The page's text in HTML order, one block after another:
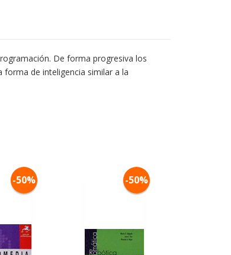
De forma progresiva los
de inteligencia similar a la
-50% -50%